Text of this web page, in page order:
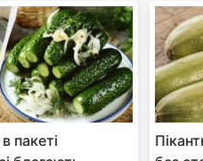
пакеті